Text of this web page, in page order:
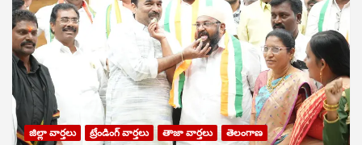
జిల్లా వార్తలు ట్రేండింగ్ వార్తలు తాజా వార్తలు తెలంగాణ